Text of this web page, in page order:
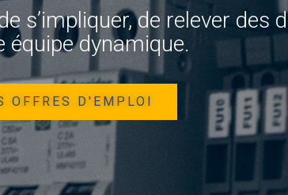
s’impliquer, de relever des
équipe dynamique.
OFFRES D'EMPLOI